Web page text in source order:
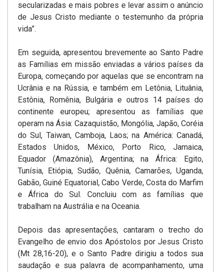
secularizadas e mais pobres e levar assim o anúncio
de Jesus Cristo mediante o testemunho da própria
vida”.
Em seguida, apresentou brevemente ao Santo Padre
as Famílias em missão enviadas a vários países da
Europa, começando por aquelas que se encontram na
Ucrânia e na Rússia, e também em Letônia, Lituânia,
Estônia, Romênia, Bulgária e outros 14 países do
continente europeu; apresentou as famílias que
operam na Ásia: Cazaquistão, Mongólia, Japão, Coréia
do Sul, Taiwan, Camboja, Laos; na América: Canadá,
Estados Unidos, México, Porto Rico, Jamaica,
Equador (Amazônia), Argentina; na África: Egito,
Tunísia, Etiópia, Sudão, Quênia, Camarões, Uganda,
Gabão, Guiné Equatorial, Cabo Verde, Costa do Marfim
e África do Sul. Concluiu com as famílias que
trabalham na Austrália e na Oceania.
Depois das apresentações, cantaram o trecho do
Evangelho de envio dos Apóstolos por Jesus Cristo
(Mt 28,16-20), e o Santo Padre dirigiu a todos sua
saudação e sua palavra de acompanhamento, uma